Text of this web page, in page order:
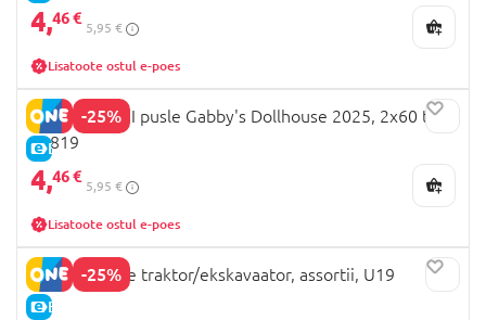
4,46 €
5,95 €
Lisatoote ostul e-poes
-25%
E-HIND
CLEMENTONI pusle Gabby's Dollhouse 2025, 2x60 tk,
24819
4,46 €
5,95 €
Lisatoote ostul e-poes
-25%
E-HIND
LARSEN pusle traktor/ekskavaator, assortii, U19